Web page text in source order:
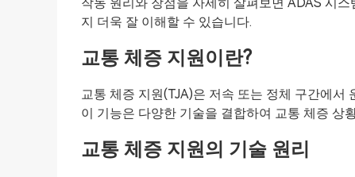
지 더욱 잘 이해할 수 있습니다.
교통 체증 지원이란?
교통 체증 지원(TJA)은 저속 또는 정체 구간에서
이 기능은 다양한 기술을 결합하여 교통 체증 상
교통 체증 지원의 기술 원리